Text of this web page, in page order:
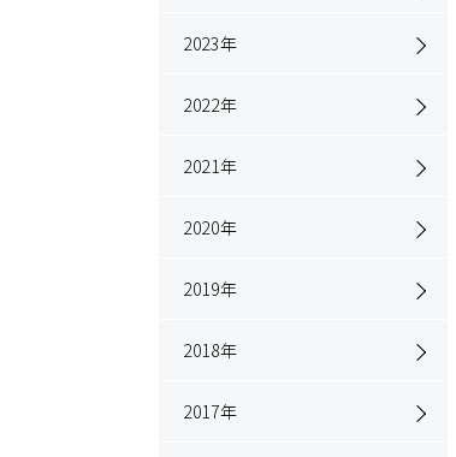
2023年
2022年
2021年
2020年
2019年
2018年
2017年